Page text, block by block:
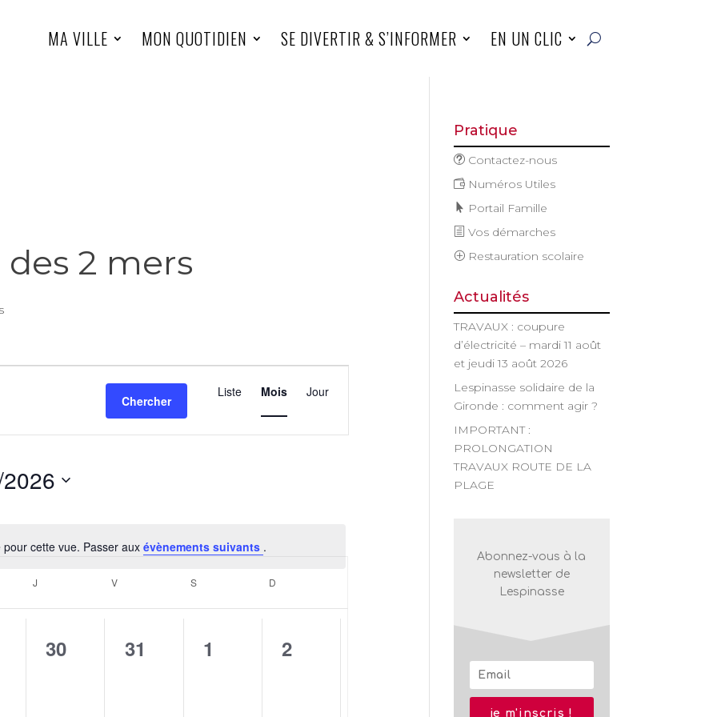
MA VILLE MON QUOTIDIEN SE DIVERTIR & S’INFORMER EN UN CLIC
2 mers
Notice
cette vue. Passer aux évènements suivants .
Chercher
de
Liste Mois Jour
J V SSAMEDI D
0
30
0
31
0
1
0
2
Pratique
Contactez-nous
Numéros Utiles
Portail Famille
Vos démarches
Restauration scolaire
Actualités
TRAVAUX : coupure
d’électricité – mardi 11 août
et jeudi 13 août 2026
Lespinasse solidaire de la
Gironde : comment agir ?
IMPORTANT :
PROLONGATION
TRAVAUX ROUTE DE LA
PLAGE
Abonnez-vous à la
newsletter de
Lespinasse
je m'inscris !